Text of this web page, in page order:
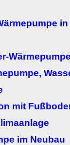
mit
im Neubau